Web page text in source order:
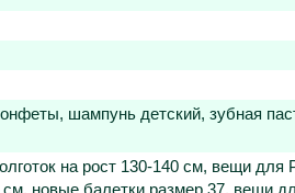
шампунь детский, зубная
на рост 130-140 см, вещи для